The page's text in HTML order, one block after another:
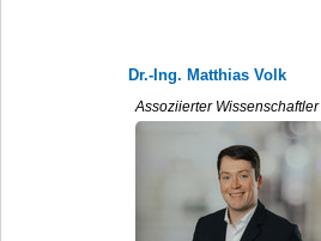
Dr.-Ing. Matthias Volk
Assoziierter Wissenschaftler